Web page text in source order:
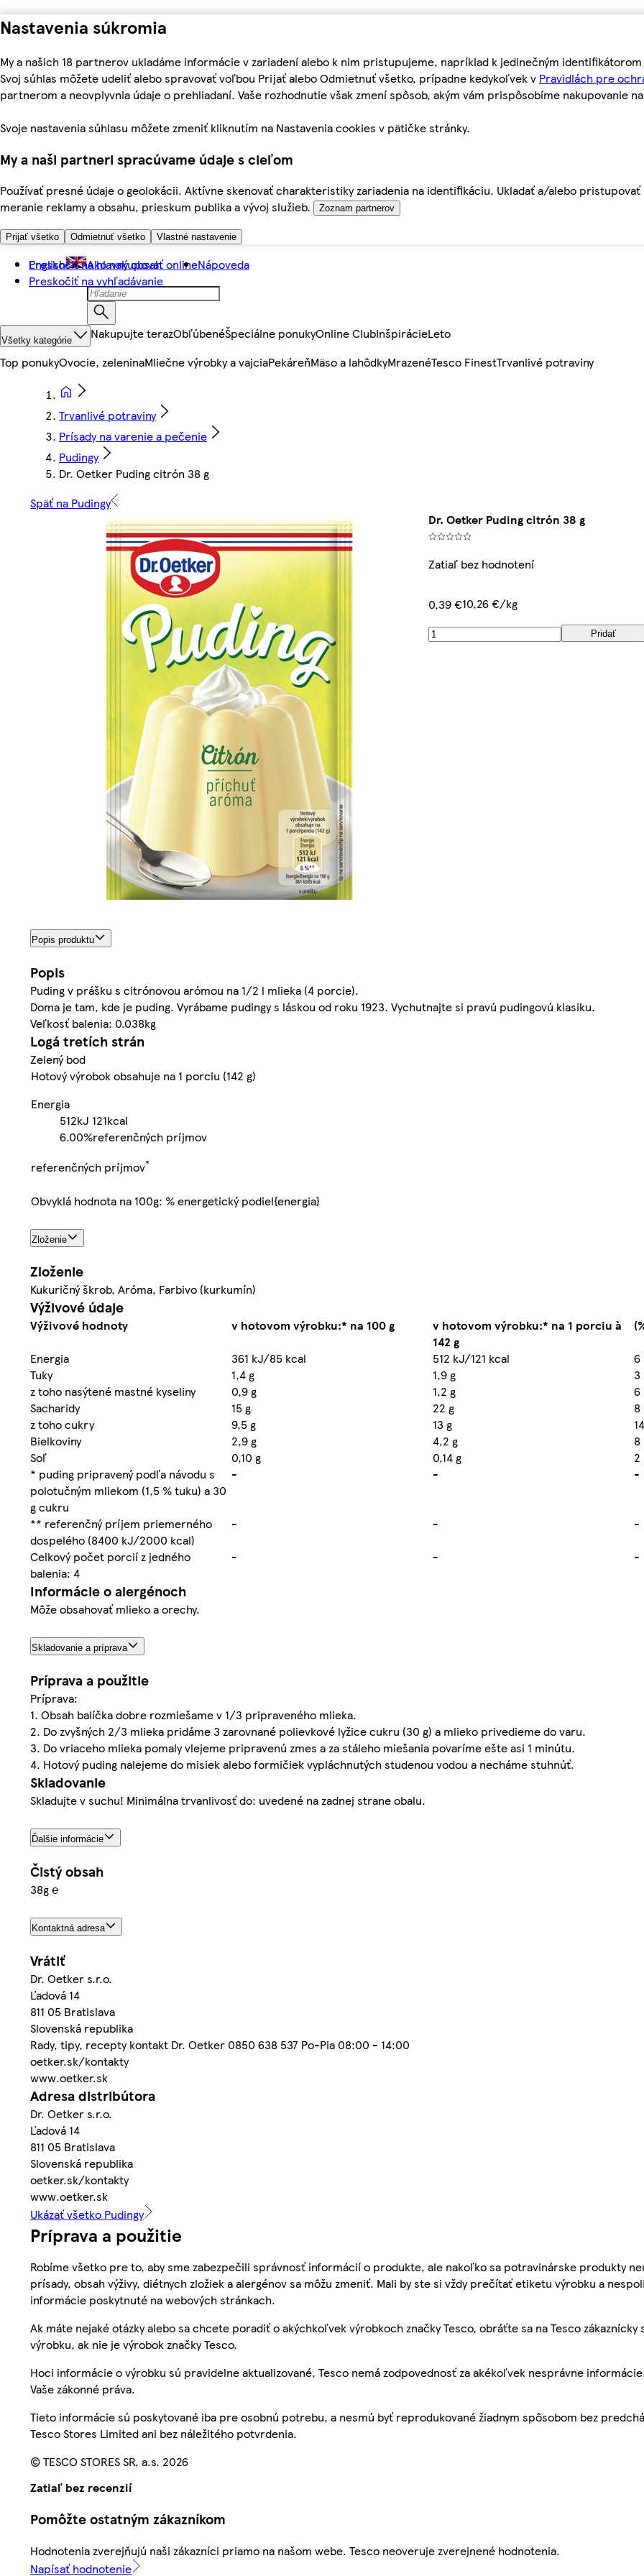
Nastavenia súkromia
My a našich 18 partnerov ukladáme informácie v zariadení alebo k nim pristupujeme, napríklad k jedinečným
Svoj súhlas môžete udeliť alebo spravovať voľbou Prijať alebo Odmietnuť všetko, prípadne kedykoľvek v Pravidlách pre
partnerom a neovplyvnia údaje o prehliadaní. Vaše rozhodnutie však zmení spôsob, akým vám prispôsobíme nakupovanie
Svoje nastavenia súhlasu môžete zmeniť kliknutím na Nastavenia cookies v pätičke stránky.
My a naši partneri spracúvame údaje s cieľom
Používať presné údaje o geolokácii. Aktívne skenovať charakteristiky zariadenia na identifikáciu. Ukladať a/alebo
meranie reklamy a obsahu, prieskum publika a vývoj služieb.
Zoznam partnerov
Prijať všetko Odmietnuť všetko Vlastné nastavenie
Preskočiť na hlavný obsah
Preskočiť na vyhľadávanie
English Ako nakupovať onlineNápoveda
Všetky kategórie Nakupujte terazObľúbenéŠpeciálne ponukyOnline ClubInšpirácieLeto
Top ponukyOvocie, zeleninaMliečne výrobky a vajciaPekáreňMäso a lahôdkyMrazenéTesco FinestTrvanlivé potraviny
Trvanlivé potraviny
Prísady na varenie a pečenie
Pudingy
Dr. Oetker Puding citrón 38 g
Späť na Pudingy
Dr. Oetker Puding citrón 38 g
Zatiaľ bez hodnotení
0,39 €10,26 €/kg
Pridať
Popis produktu
Popis
Puding v prášku s citrónovou arómou na 1/2 l mlieka (4 porcie).
Doma je tam, kde je puding. Vyrábame pudingy s láskou od roku 1923. Vychutnajte si pravú pudingovú klasiku.
Veľkosť balenia: 0.038kg
Logá tretích strán
Zelený bod
Hotový výrobok obsahuje na 1 porciu (142 g)
Energia
512kJ 121kcal
6.00%referenčných príjmov
referenčných príjmov*
Obvyklá hodnota na 100g: % energetický podiel{energia}
Zloženie
Zloženie
Kukuričný škrob, Aróma, Farbivo (kurkumín)
Výživové údaje
Výživové hodnoty v hotovom výrobku:* na 100 g
v hotovom výrobku:* na 1 porciu à
142 g
Energia
361 kJ/85 kcal 512 kJ/121 kcal
6
Tuky
1,4 g 1,9 g
3
z toho nasýtené mastné kyseliny
0,9 g 1,2 g
6
Sacharidy
15 g 22 g
8
z toho cukry
9,5 g 13 g
Bielkoviny
2,9 g 4,2 g
8
Soľ
0,10 g 0,14 g
2
* puding pripravený podľa návodu s
polotučným mliekom (1,5 % tuku) a 30
g cukru
- - -
** referenčný príjem priemerného
dospelého (8400 kJ/2000 kcal)
- -
-
Celkový počet porcií z jedného
balenia: 4
- - -
Informácie o alergénoch
Môže obsahovať mlieko a orechy.
Skladovanie a príprava
Príprava a použitie
Príprava:
1. Obsah balíčka dobre rozmiešame v 1/3 pripraveného mlieka.
2. Do zvyšných 2/3 mlieka pridáme 3 zarovnané polievkové lyžice cukru (30 g) a mlieko privedieme do varu.
3. Do vriaceho mlieka pomaly vlejeme pripravenú zmes a za stáleho miešania povaríme ešte asi 1 minútu.
4. Hotový puding nalejeme do misiek alebo formičiek vypláchnutých studenou vodou a necháme stuhnúť.
Skladovanie
Skladujte v suchu! Minimálna trvanlivosť do: uvedené na zadnej strane obalu.
Ďalšie informácie
Čistý obsah
38g ℮
Kontaktná adresa
Vrátiť
Dr. Oetker s.r.o.
Ľadová 14
811 05 Bratislava
Slovenská republika
Rady, tipy, recepty kontakt Dr. Oetker 0850 638 537 Po-Pia 08:00 - 14:00
oetker.sk/kontakty
www.oetker.sk
Adresa distribútora
Dr. Oetker s.r.o.
Ľadová 14
811 05 Bratislava
Slovenská republika
oetker.sk/kontakty
www.oetker.sk
Ukázať všetko Pudingy
Príprava a použitie
Robíme všetko pre to, aby sme zabezpečili správnosť informácií o produkte, ale nakoľko sa potravinárske produkty
prísady, obsah výživy, diétnych zložiek a alergénov sa môžu zmeniť. Mali by ste si vždy prečítať etiketu výrobku a
informácie poskytnuté na webových stránkach.
Ak máte nejaké otázky alebo sa chcete poradiť o akýchkoľvek výrobkoch značky Tesco, obráťte sa na Tesco
výrobku, ak nie je výrobok značky Tesco.
Hoci informácie o výrobku sú pravidelne aktualizované, Tesco nemá zodpovednosť za akékoľvek nesprávne
Vaše zákonné práva.
Tieto informácie sú poskytované iba pre osobnú potrebu, a nesmú byť reprodukované žiadnym spôsobom bez
Tesco Stores Limited ani bez náležitého potvrdenia.
© TESCO STORES SR, a.s. 2026
Zatiaľ bez recenzií
Pomôžte ostatným zákazníkom
Hodnotenia zverejňujú naši zákazníci priamo na našom webe. Tesco neoveruje zverejnené hodnotenia.
Napísať hodnotenie